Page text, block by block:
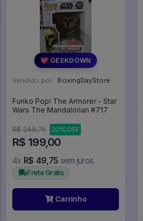
💖 GEEKDOWN
Vendido por: BoxingDayStore - GO
Funko Pop! The Armorer - Star
Wars The Mandalorian #717
R$ 248,75 20% OFF
R$ 199,00
4x R$ 49,75 sem juros
Frete Grátis
Carrinho